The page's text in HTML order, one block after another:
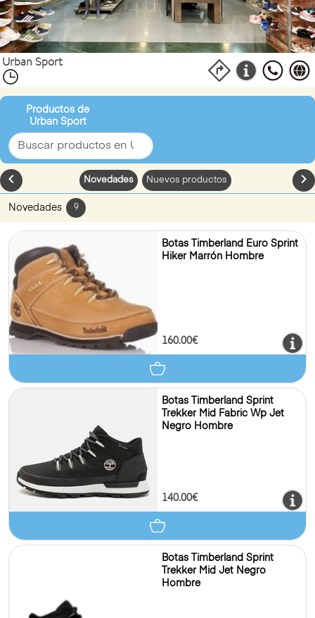
Urban Sport
Productos de
Urban Sport
chevron_left Novedades Nuevos productos
Novedades 9
Botas Timberland Euro Sprint
Hiker Marrón Hombre
160.00€
Botas Timberland Sprint
Trekker Mid Fabric Wp Jet
Negro Hombre
140.00€
Botas Timberland Sprint
Trekker Mid Jet Negro
Hombre